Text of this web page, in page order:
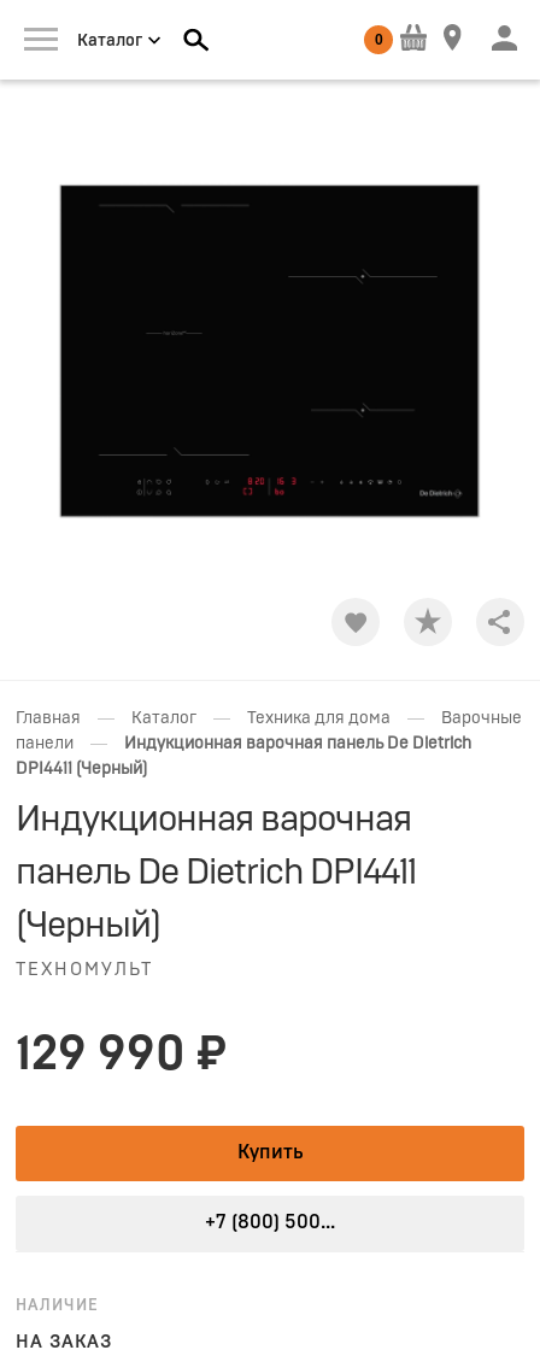
Каталог 0
Главная — Каталог — Техника для дома —
Варочные
панели
—
Индукционная варочная панель De Dietrich
DPI4411 (Черный)
Индукционная варочная
панель De Dietrich DPI4411
(Черный)
ТЕХНОМУЛЬТ
129 990 ₽
Купить
+7 (800) 500...
НАЛИЧИЕ
НА ЗАКАЗ